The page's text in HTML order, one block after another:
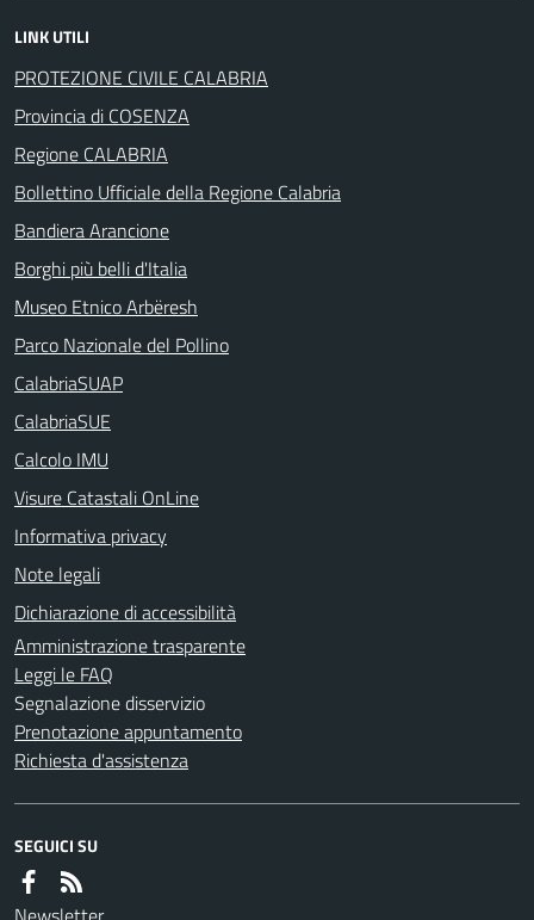
LINK UTILI
PROTEZIONE CIVILE CALABRIA
Provincia di COSENZA
Regione CALABRIA
Bollettino Ufficiale della Regione Calabria
Bandiera Arancione
Borghi più belli d'Italia
Museo Etnico Arbëresh
Parco Nazionale del Pollino
CalabriaSUAP
CalabriaSUE
Calcolo IMU
Visure Catastali OnLine
Informativa privacy
Note legali
Dichiarazione di accessibilità
Amministrazione trasparente
Leggi le FAQ
Segnalazione disservizio
Prenotazione appuntamento
Richiesta d'assistenza
SEGUICI SU